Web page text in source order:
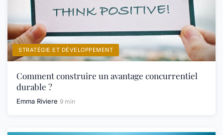
STRATÉGIE ET DÉVELOPPEMENT
Comment construire un avantage concurrentiel
durable ?
Emma Riviere 9 min